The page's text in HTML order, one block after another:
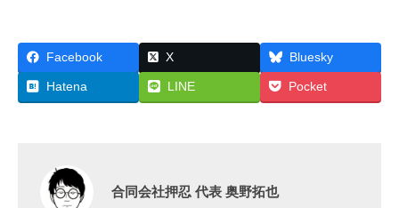
Facebook X Bluesky
Hatena LINE Pocket
合同会社押忍 代表 奥野拓也